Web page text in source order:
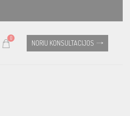
0
NORIU KONSULTACIJOS